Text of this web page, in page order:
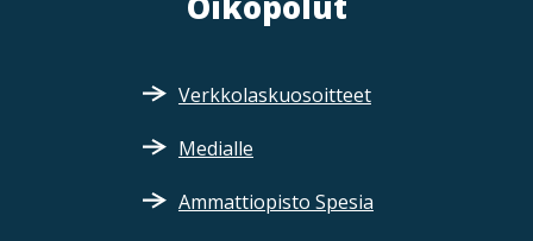
Verkkolaskuosoitteet
Medialle
Ammattiopisto Spesia